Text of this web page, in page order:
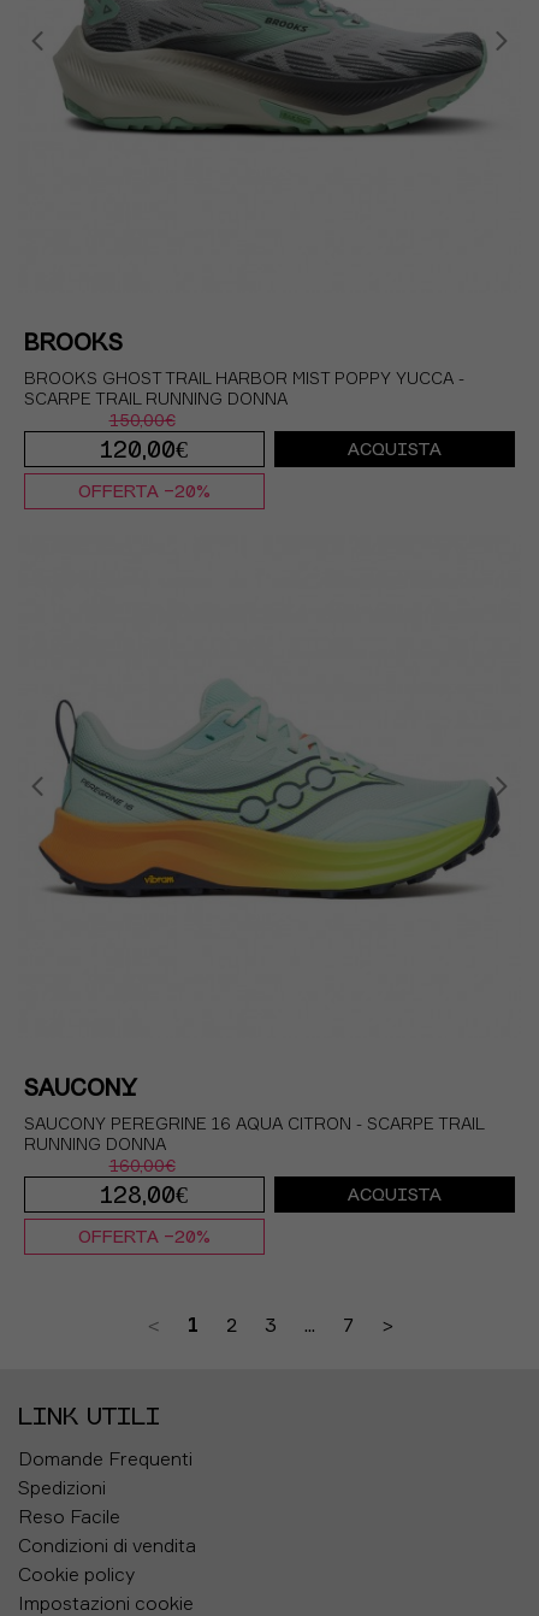
BROOKS
BROOKS GHOST TRAIL HARBOR MIST POPPY YUCCA -
SCARPE TRAIL RUNNING DONNA
150,00€
120,00€ ACQUISTA
OFFERTA -20%
SAUCONY
SAUCONY PEREGRINE 16 AQUA CITRON - SCARPE TRAIL
RUNNING DONNA
160,00€
128,00€
EUR 38 / US 7 EUR 38,5 / US 7,5
ACQUISTA
OFFERTA -20%
< 1 2 3 ... 7 >
LINK UTILI
Domande Frequenti
Spedizioni
Reso Facile
Condizioni di vendita
Cookie policy
Impostazioni cookie